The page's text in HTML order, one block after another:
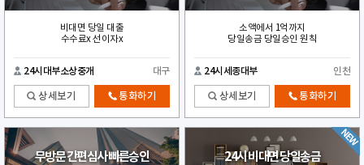
비대면 당일 대출
수수료x 선이자x
24시대부소상중개 대구
상세보기 통화하기
소액에서 1억까지
당일송금 당일승인 원칙
24시세종대부 인천
상세보기 통화하기
무방문 간편심사 빠른승인 24시 비대면 당일송금